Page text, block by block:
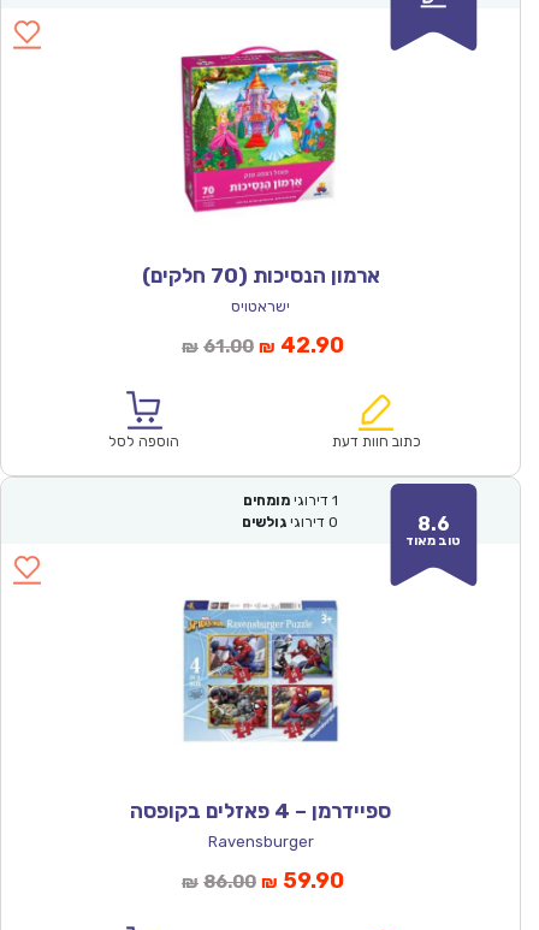
ארמון הנסיכות (70 חלקים)
ישראטויס
₪ 61.00המחיר
₪61.00.
₪ 42.90המחיר
הוא:
כתוב חוות דעת הוספה לסל
8.6
טוב מאוד
1 דירוגי מומחים
0 דירוגי גולשים
ספיידרמן – 4 פאזלים בקופסה
Ravensburger
₪ 86.00המחיר
₪ 59.90המחיר